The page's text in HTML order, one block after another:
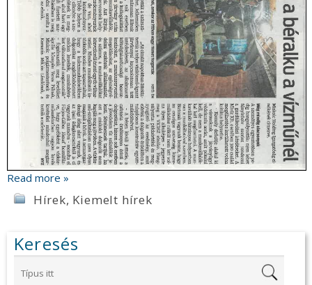
Read more »
Hírek, Kiemelt hírek
Keresés